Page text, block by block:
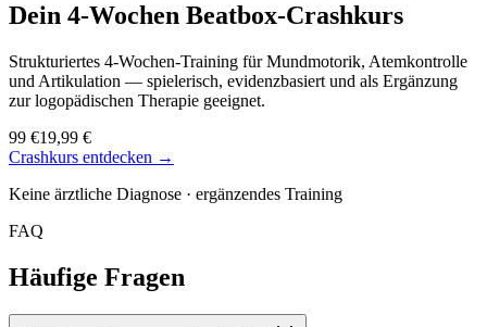
Dein 4-Wochen Beatbox-Crashkurs
Strukturiertes 4-Wochen-Training für Mundmotorik, Atemkontrolle
und Artikulation — spielerisch, evidenzbasiert und als Ergänzung
zur logopädischen Therapie geeignet.
99 €19,99 €
Crashkurs entdecken →
Keine ärztliche Diagnose · ergänzendes Training
FAQ
Häufige Fragen